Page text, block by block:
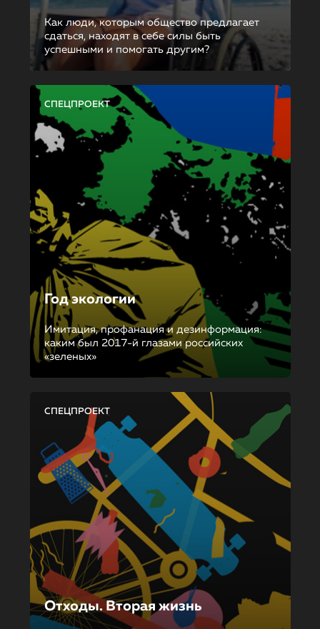
Как люди, которым общество предлагает
сдаться, находят в себе силы быть
успешными и помогать другим?
СПЕЦПРОЕКТ
Год экологии
Имитация, профанация и дезинформация:
каким был 2017-й глазами российских
«зеленых»
СПЕЦПРОЕКТ
Отходы. Вторая жизнь